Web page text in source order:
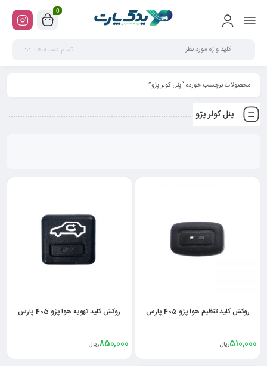
0
تمام دسته ها
محصولات برچسب خورده “پنل کولر پژو”
پنل کولر پژو
روکش کلید تنظیم هوا پژو 405 پارس
510,000ریال
روکش کلید تهویه هوا پژو 405 پارس
850,000ریال